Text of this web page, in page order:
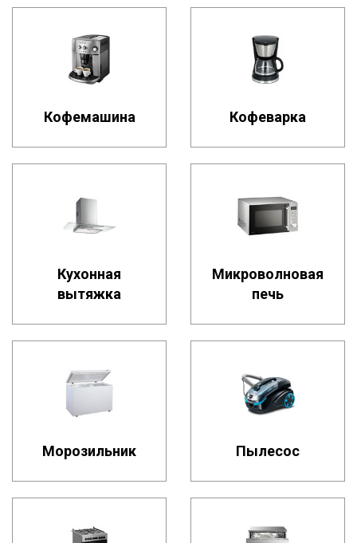
Кофемашина Кофеварка
Кухонная
вытяжка
Микроволновая
печь
Морозильник Пылесос